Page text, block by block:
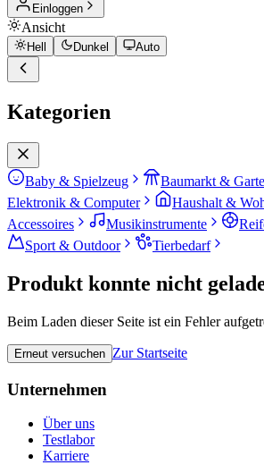
Einloggen
Ansicht
Hell Dunkel Auto
Kategorien
Baby & Spielzeug Baumarkt &
Elektronik & Computer
Haushalt &
Accessoires
Musikinstrumente
Sport & Outdoor
Tierbedarf
Produkt konnte nicht
Beim Laden dieser Seite ist ein Fehler
Erneut versuchen Zur Startseite
Unternehmen
Über uns
Testlabor
Karriere